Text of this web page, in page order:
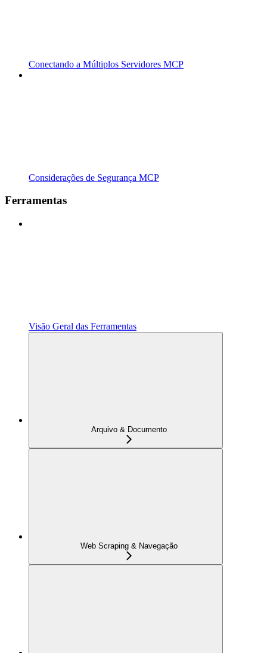
Conectando a Múltiplos Servidores MCP
Considerações de Segurança MCP
Ferramentas
Visão Geral das Ferramentas
Arquivo & Documento
Web Scraping & Navegação